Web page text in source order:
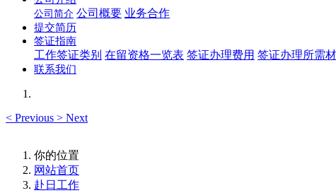
公司简介 公司概要 业务合作
提交简历
签证指南
工作签证类别 在留资格一览表 签证办理费用 签证办理所需
联系我们
< Previous > Next
你的位置
网站首页
赴日工作